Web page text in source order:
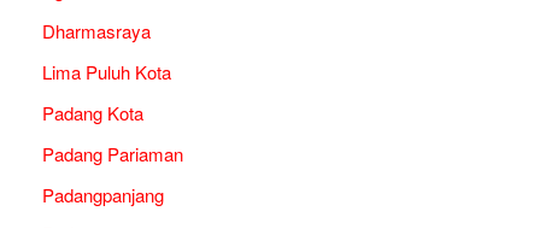
Dharmasraya
Lima Puluh Kota
Padang Kota
Padang Pariaman
Padangpanjang